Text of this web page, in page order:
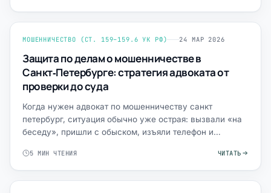
МОШЕННИЧЕСТВО (СТ. 159–159.6 УК РФ) 24 МАР 2026
Защита по делам о мошенничестве в
Санкт‑Петербурге: стратегия адвоката от
проверки до суда
Когда нужен адвокат по мошенничеству санкт
петербург, ситуация обычно уже острая: вызвали «на
беседу», пришли с обыском, изъяли телефон и
5 МИН ЧТЕНИЯ ЧИТАТЬ